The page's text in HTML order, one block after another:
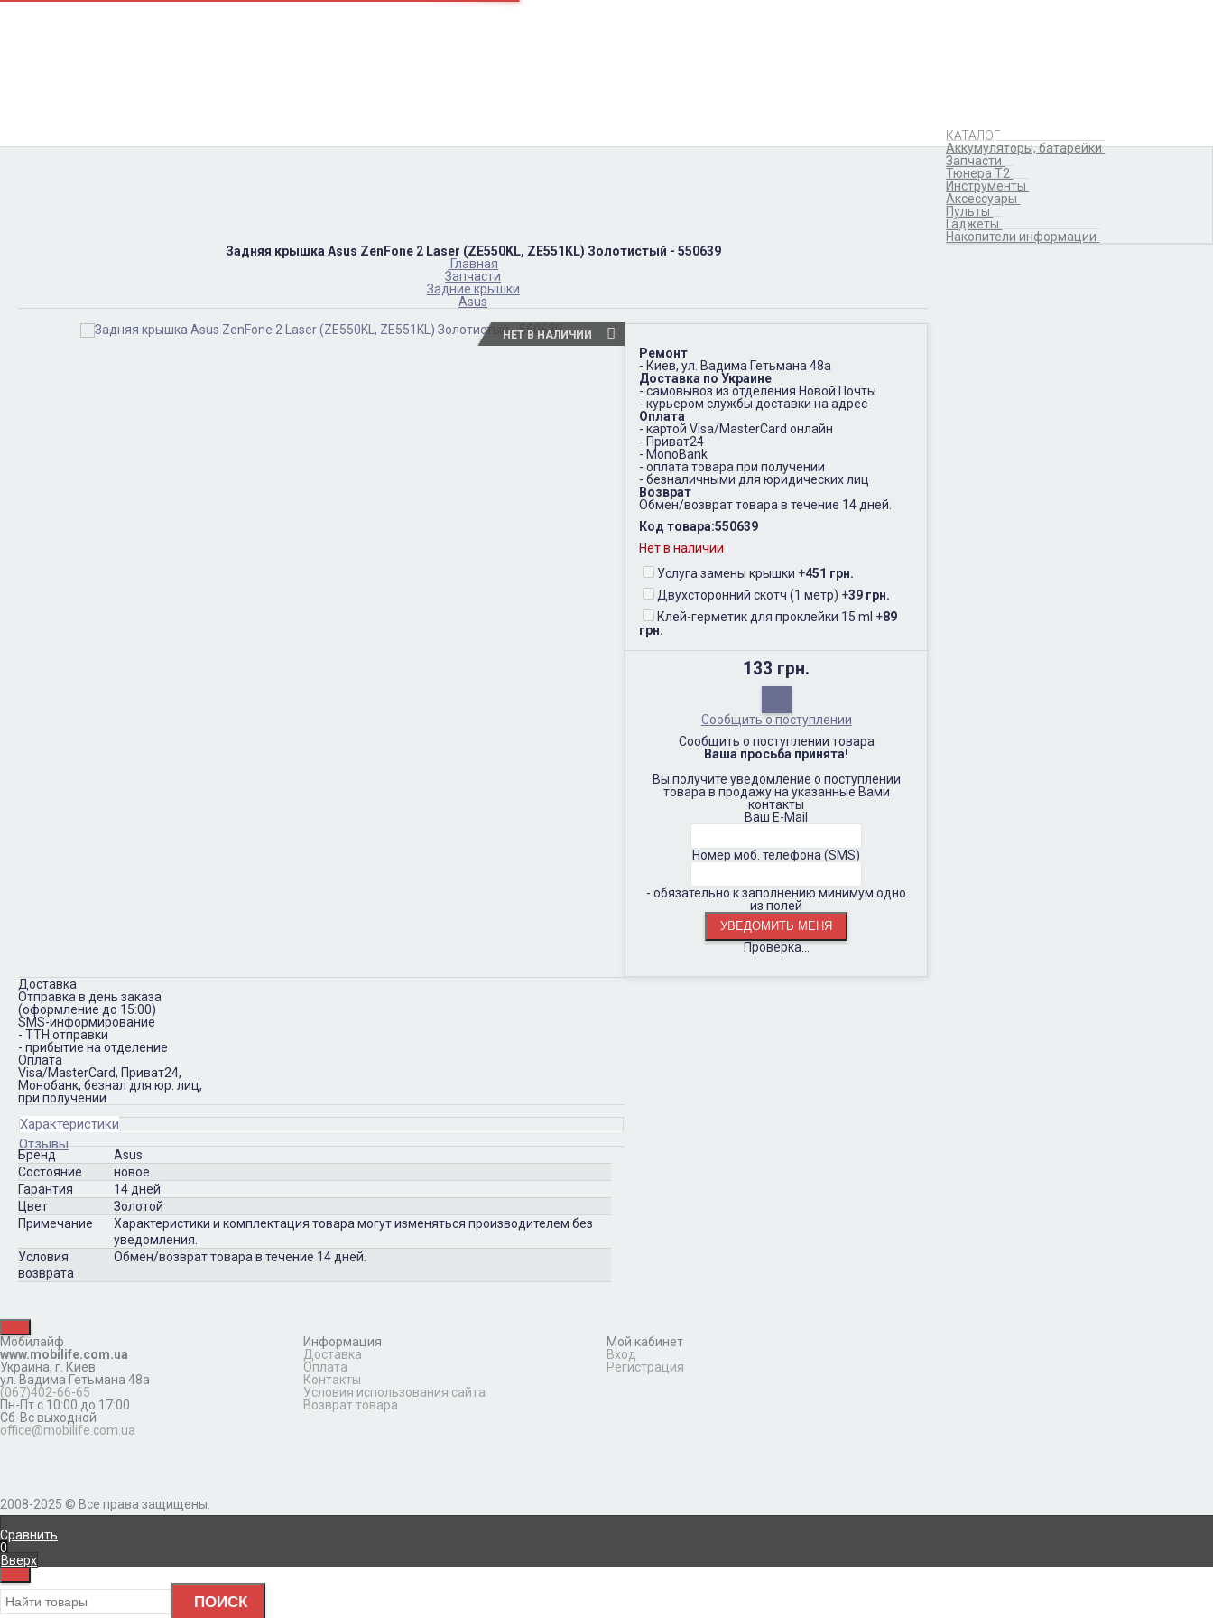
Накопители информации
КАТАЛОГ
Аккумуляторы, батарейки
Запчасти
Тюнера T2
Инструменты
Аксессуары
Пульты
Гаджеты
Накопители информации
Задняя крышка Asus ZenFone 2 Laser (ZE550KL, ZE551KL) Золотистый - 550639
Главная
Запчасти
Задние крышки
Asus
НЕТ В НАЛИЧИИ
Ремонт
- Киев, ул. Вадима Гетьмана 48а
Доставка по Украине
- самовывоз из отделения Новой Почты
- курьером службы доставки на адрес
Оплата
- картой Visa/MasterCard онлайн
- Приват24
- MonoBank
- оплата товара при получении
- безналичными для юридических лиц
Возврат
Обмен/возврат товара в течение 14 дней.
Код товара:550639
Нет в наличии
Услуга замены крышки +451 грн.
Двухсторонний скотч (1 метр) +39 грн.
Клей-герметик для проклейки 15 ml +89
грн.
133 грн.
Сообщить о поступлении
Сообщить о поступлении товара
Ваша просьба принята!
Вы получите уведомление о поступлении
товара в продажу на указанные Вами
контакты
Ваш E-Mail
Номер моб. телефона (SMS)
- обязательно к заполнению минимум одно
из полей
Проверка...
Доставка
Отправка в день заказа
(оформление до 15:00)
SMS-информирование
- ТТН отправки
- прибытие на отделение
Оплата
Visa/MasterCard, Приват24,
Монобанк, безнал для юр. лиц,
при получении
Характеристики
Отзывы
Бренд
Asus
Состояние
новое
Гарантия
14 дней
Цвет
Золотой
Примечание
Характеристики и комплектация товара могут изменяться производителем без
уведомления.
Условия
возврата
Обмен/возврат товара в течение 14 дней.
Мобилайф
www.mobilife.com.ua
Украина, г. Киев
ул. Вадима Гетьмана 48а
(067)402-66-65
Пн-Пт с 10:00 до 17:00
Сб-Вс выходной
office@mobilife.com.ua
Информация
Доставка
Оплата
Контакты
Условия использования сайта
Возврат товара
Мой кабинет
Вход
Регистрация
2008-2025 © Все права защищены.
Сравнить
0
Вверх
ПОИСК